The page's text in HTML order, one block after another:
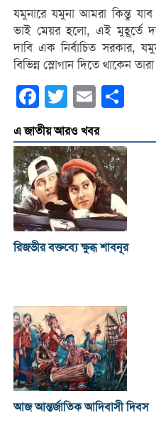
যমুনারে যমুনা আমরা কিন্তু
ভাই মেয়র হলো, এই মুহূর্তে
দাবি এক নির্বাচিত সরকার,
বিভিন্ন স্লোগান দিতে থাকেন
Facebook
Twitter Email
এ জাতীয় আরও খবর
রিজভীর বক্তব্যে ক্ষুব্ধ শাবনূর
আজ আন্তর্জাতিক আদিবাসী দিবস